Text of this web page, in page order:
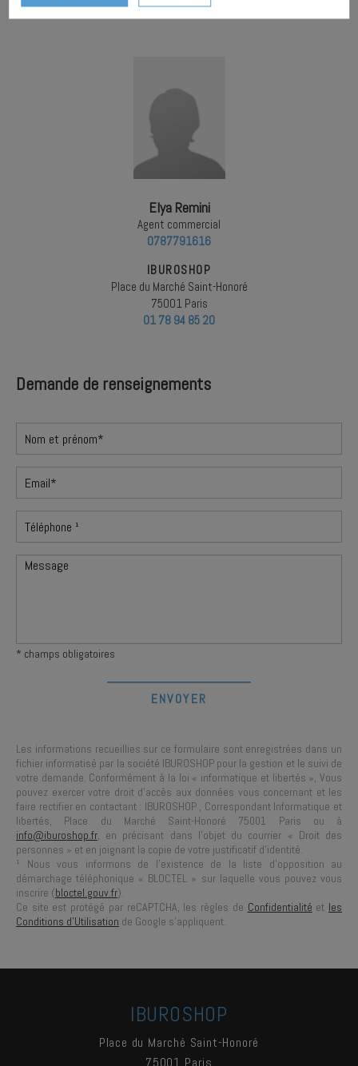
Elya Remini
Agent commercial
0787791616
IBUROSHOP
Place du Marché Saint-Honoré
75001 Paris
01 78 94 85 20
Demande de renseignements
* champs obligatoires
Les informations recueillies sur ce formulaire sont enregistrées dans un
fichier informatisé par la société IBUROSHOP pour la gestion et le suivi de
votre demande. Conformément à la loi « informatique et libertés », Vous
pouvez exercer votre droit d'accès aux données vous concernant et les
faire rectifier en contactant : IBUROSHOP , Correspondant Informatique et
libertés, Place du Marché Saint-Honoré 75001 Paris ou à
info@iburoshop.fr, en précisant dans l’objet du courrier « Droit des
personnes » et en joignant la copie de votre justificatif d’identité.
¹ Nous vous informons de l’existence de la liste d’opposition au
démarchage téléphonique « BLOCTEL » sur laquelle vous pouvez vous
inscrire (bloctel.gouv.fr).
Ce site est protégé par reCAPTCHA, les règles de Confidentialité et les
Conditions d'Utilisation de Google s'appliquent.
IBUROSHOP
Place du Marché Saint-Honoré
75001 Paris